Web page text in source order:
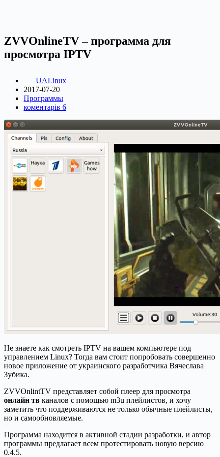
ZVVOnlineTV – программа для
просмотра IPTV
UALinux
2017-07-20
Программы
коментарів 6
Не знаете как смотреть IPTV на вашем компьютере под
управлением Linux? Тогда вам стоит попробовать совершенно
новое приложение от украинского разработчика Вячеслава
Зубика.
ZVVOnlintTV представляет собой плеер для просмотра
онлайн тв каналов с помощью m3u плейлистов, и хочу
заметить что поддерживаются не только обычные плейлисты,
но и самообновляемые.
Программа находится в активной стадии разработки, и автор
программы предлагает всем протестировать новую версию
0.4.5.